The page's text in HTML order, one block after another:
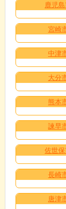
鹿児
宮崎
中津
大分
熊本
諫早
佐世
長崎
唐津